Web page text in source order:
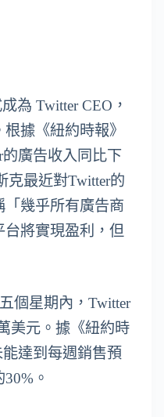
為 Twitter CEO，
據《紐約時報》
廣告收入同比下
克最近對Twitter的
幾乎所有廣告商
將實現盈利，但
個星期內，Twitter
美元。據《紐約時
達到每週銷售預
。